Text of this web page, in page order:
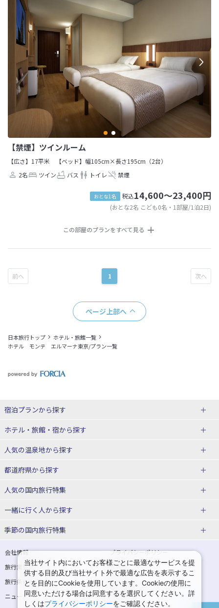
【禁煙】ツインルーム
【広さ】17平米
【ベッド】幅105cm×長さ195cm（2台）
2名
ツイン バス トイレ 禁煙
おとな1名 税込14,600～23,400円
(おとな2名 こども0名・1部屋/1泊2日)
この部屋のプランをすべて見る
1
ページ上部へ
日本旅行トップ
ホテル・旅館一覧
ホテル モンテ エルマーナ東京/プラン一覧
宿泊プランから探す
北海道
東北
青森県
宮城県
山形県
関東
埼玉県 千葉県
茨城県 栃木県
ホテル・旅館・宿から探す
北海道ホテル・旅館
青森県ホテル・旅館
宮城県ホテル・旅館
山形県ホテル・旅館
東京都ホテル・旅館 神奈川県ホテル・旅館
埼玉県ホテル・旅館 千葉県ホテル・旅館
茨城県ホテル・旅館 栃木県ホテル・旅館
人気の温泉地から探す
北海道
湯の川温泉(北海道)
十勝川温泉(北海道)
洞爺湖温泉(北海道)
層雲峡温泉(北海道)
東北
花巻温泉(岩手) 蔵王温泉(山形)
かみのやま温泉(山形) 鳴子温泉(宮城)
都道府県から探す
北海道旅行・ツアー
東北
青森旅行・ツアー 岩手旅行・ツアー
宮城旅行・ツアー 秋田旅行・ツアー
山形旅行・ツアー 福島旅行・ツアー
人気の国内旅行特集
東京ディズニーリゾート®への旅
ユニバーサル・スタジオ・ジャパ
一緒に行く人から探す
一人旅 国内版
カップル・夫婦旅行 国内版 女子旅 国内版
卒業旅行・学生旅行 国内版
季節の国内旅行特集
桜・お花見特集
ゴールデンウィーク（GW）の国内
旅行
夏休み・お盆の国内旅行 7月の国内旅行
8月の国内旅行 9月の国内旅行
会社情報
プライバシーポリシー
旅行業登録票・約款
規約集
旅行条件書
商標について
ニュースリリース
採用情報
当社サイト内においてお客様ごとに最適なサービスを提
供する目的及び当社サイト外で最適な広告を表示するこ
とを目的にCookieを使用しています。Cookieの使用に
同意いただける場合は同意するを選択してください。詳
しくはプライバシーポリシーをご確認ください。